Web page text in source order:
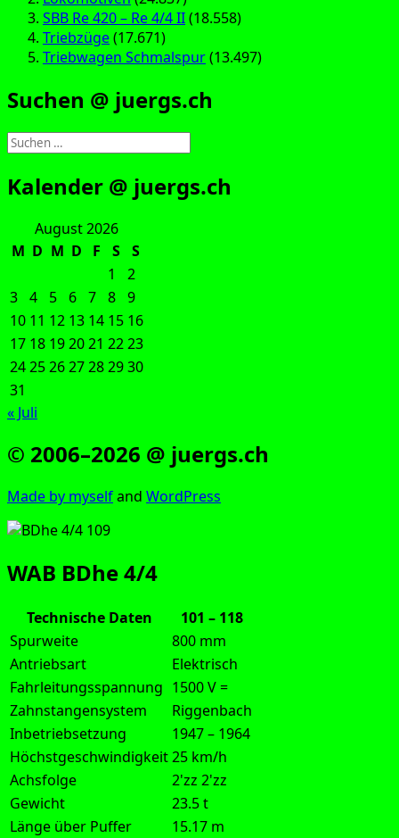
SBB Re 420 – Re 4/4 II(18.558)
Triebzüge(17.671)
Triebwagen Schmalspur(13.497)
Suchen @ juergs.ch
Suchen
nach:
Kalender @ juergs.ch
August 2026
M D M D F S
S
1
2
3 4 5 6 7 8 9
10 11 12 13 14 15 16
17 18 192021 2223
24252627282930
31
« Juli
© 2006–2026 @ juergs.ch
Made by mys­elfand Word­Press
WAB BDhe 4/4
Technische Daten
101 – 118
Spurweite
800 mm
Antriebsart
Elektrisch
Fahrleitungsspannung 1500 V =
Zahnstangensystem
Riggenbach
Inbetriebsetzung
1947 – 1964
Höchstgeschwindigkeit25 km/h
Achsfolge
2'zz 2'zz
Gewicht
23.5 t
Länge über Puffer
15.17 m